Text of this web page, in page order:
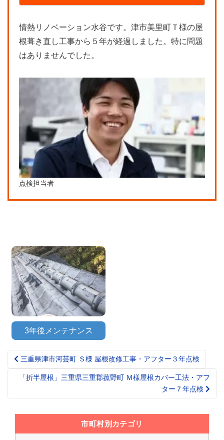
情熱リノベーション水谷です。津市美里町Ｔ様の屋
根葺き直し工事から５年が経過しました。特に問題
はありませんでした。
点検担当者
3年後メンテナンス
Post
navigation
三重県津市河芸町 Ｓ様 屋根改修工事・アフター３年点検
「折半屋根」三重県三重郡菰野町 Ｍ様屋根カバー工法・アフ
ター７年点検
市町村別カテゴリ